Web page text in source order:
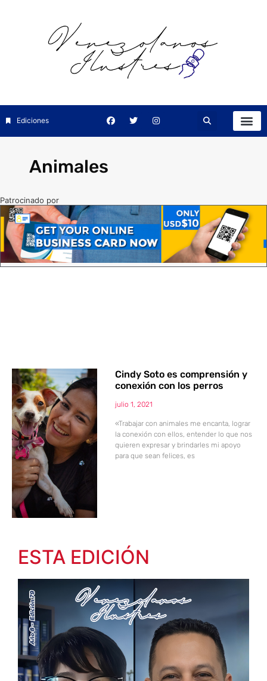
Ediciones
Animales
Patrocinado por
Cindy Soto es comprensión y
conexión con los perros
julio 1, 2021
«Trabajar con animales me encanta, lograr
la conexión con ellos, entender lo que nos
quieren expresar y brindarles mi apoyo
para que sean felices, es
ESTA EDICIÓN